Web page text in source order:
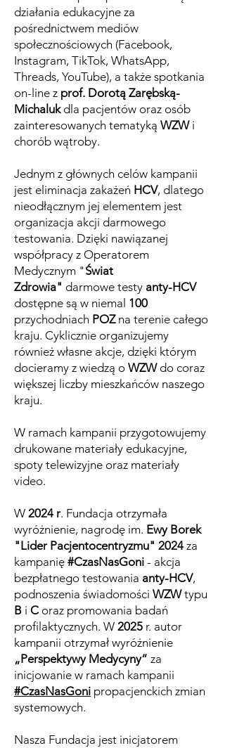
działania edukacyjne za
pośrednictwem mediów
społecznościowych (Facebook,
Instagram, TikTok, WhatsApp,
Threads, YouTube), a także spotkania
on-line z prof. Dorotą Zarębską-
Michaluk dla pacjentów oraz osób
zainteresowanych tematyką WZWi
chorób wątroby.
​Jednym z głównych celów kampanii
jest eliminacja zakażeń HCV, dlatego
nieodłącznym jej elementem jest
organizacja akcji darmowego
testowania. Dzięki nawiązanej
współpracy z Operatorem
Medycznym "Świat
Zdrowia" darmowe testy anty-HCV
dostępne są w niemal 100
przychodniach POZna terenie całego
kraju. Cyklicznie organizujemy
również własne akcje, dzięki którym
docieramy z wiedzą o WZWdo coraz
większej liczby mieszkańców naszego
kraju.
W ramach kampanii przygotowujemy
drukowane materiały edukacyjne,
spoty telewizyjne oraz materiały
video.
W 2024 r. Fundacja otrzymała
wyróżnienie, nagrodę im. Ewy Borek
"Lider Pacjentocentryzmu" 2024za
kampanię #CzasNasGoni - akcja
bezpłatnego testowania anty-HCV,
podnoszenia świadomości WZWtypu
B i Coraz promowania badań
profilaktycznych. W 2025 r. autor
kampanii otrzymał wyróżnienie
„Perspektywy Medycyny” za
inicjowanie w ramach kampanii
#CzasNasGoni propacjenckich zmian
systemowych.
Nasza Fundacja jest inicjatorem